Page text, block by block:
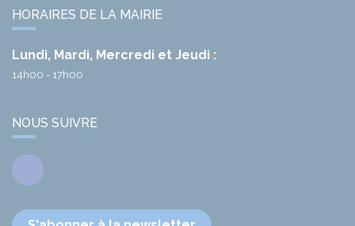
HORAIRES DE LA MAIRIE
Lundi, Mardi, Mercredi et Jeudi :
14h00 - 17h00
NOUS SUIVRE
Facebook